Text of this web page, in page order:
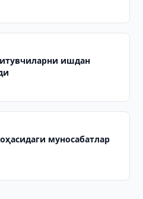
ишдан
муносабатлар